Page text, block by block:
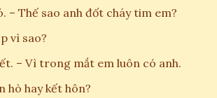
– Thế sao anh đốt cháy tim em?
vì sao?
– Vì trong mắt em luôn có anh.
hò hay kết hôn?